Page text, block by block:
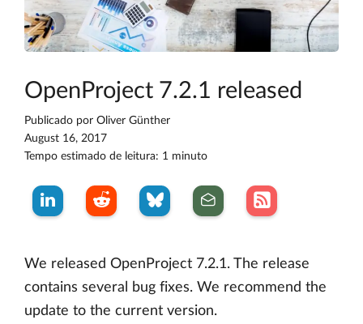
OpenProject 7.2.1 released
Publicado por Oliver Günther
August 16, 2017
Tempo estimado de leitura: 1 minuto
We released OpenProject 7.2.1. The release
contains several bug fixes. We recommend the
update to the current version.